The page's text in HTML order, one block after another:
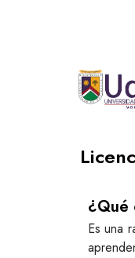
¿Qué
Es una